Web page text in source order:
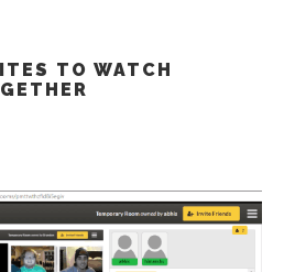
TO WATCH